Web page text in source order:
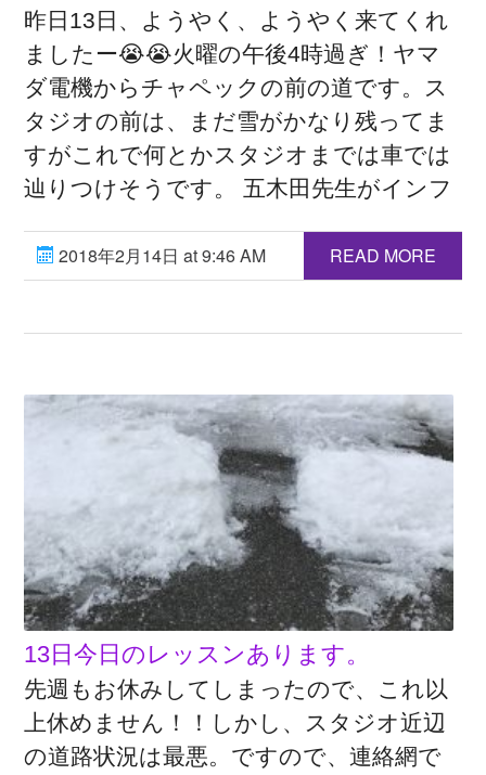
昨日13日、ようやく、ようやく来てくれ
ましたー😭😭火曜の午後4時過ぎ！ヤマ
ダ電機からチャペックの前の道です。ス
タジオの前は、まだ雪がかなり残ってま
すがこれで何とかスタジオまでは車では
辿りつけそうです。 五木田先生がインフ
2018年2月14日 at 9:46 AM READ MORE
13日今日のレッスンあります。
先週もお休みしてしまったので、これ以
上休めません！！しかし、スタジオ近辺
の道路状況は最悪。ですので、連絡網で